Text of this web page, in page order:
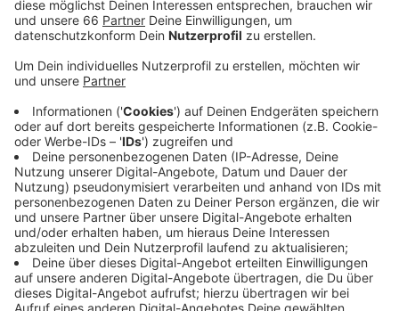
Veröffentlicht:Montag, 03.08.2020 05:56
Anzeige
Die Polizei war am späten Abend zu dem Haus auf der
Schweidnitzer Straße gerufen worden. Dort lag der
52jährige leblos auf dem Boden. Die
Wiederbelebungsversuche des Rettungsdienstes
scheiterten. Die Ermittlungen der Polizei ergaben,
dass ein Mitbewohner des Mannes diesen mit einem
Messer angegriffen hatte. Der 47jährige wurde kurze
Zeit später festgenommen. Gegen ihn wird wegen
Totschlags ermittelt. Er soll heute (03. August 2020)